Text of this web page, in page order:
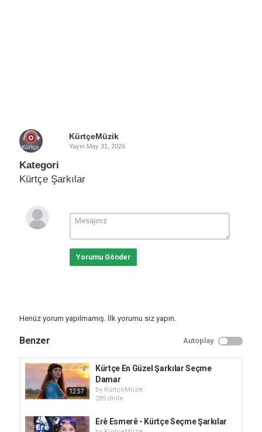
KürtçeMüzik
Yayın May 31, 2026
Kategori
Kürtçe Şarkılar
Yorumu Gönder
Henüz yorum yapılmamış. İlk yorumu siz yapın.
Benzer Autoplay
12:57
Kürtçe En Güzel Şarkılar Seçme
Damar
by KürtçeMüzik
285 dinle
Erê Esmerê - Kürtçe Seçme Şarkılar